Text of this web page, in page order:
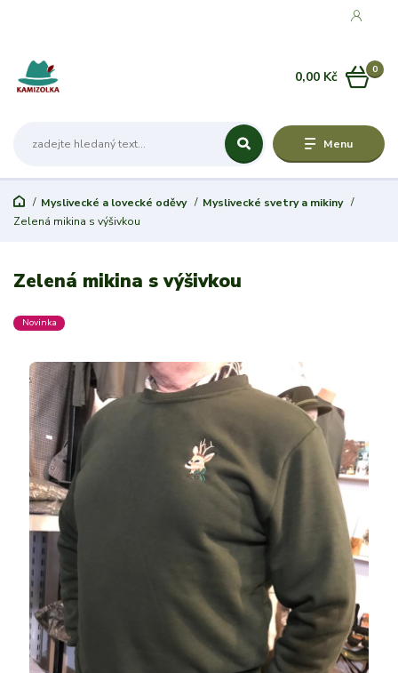
Menu
0
0,00 Kč
Myslivecké a lovecké oděvy
Myslivecké svetry a mikiny
Zelená mikina s výšivkou
Zelená mikina s výšivkou
Novinka